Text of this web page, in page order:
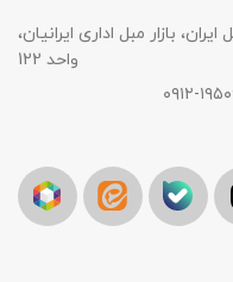
بازار مبل اداری ایرانیان،
واحد 122